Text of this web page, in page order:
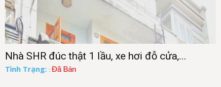
Nhà SHR đúc thật 1 lầu, xe hơi đỗ cửa,...
Tình Trạng: : Đã Bán